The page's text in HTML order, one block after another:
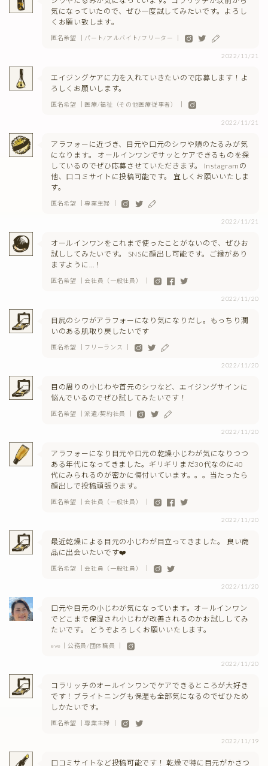
気になっていたので、ぜひ一度試してみたいです。よろし
くお願い致します。
匿名希望 ｜パート/アルバイト/フリーター ｜
2022/11/21
エイジングケアに力を入れていきたいので応募します！よ
ろしくお願いします。
匿名希望 ｜医療/福祉（その他医療従事者） ｜
2022/11/21
アラフォーに近づき、目元や口元のシワや頬のたるみが気
になります。 オールインワンでサッとケアできるものを探
しているのでぜひ応募させていただきます。 Instagramの
他、口コミサイトに投稿可能です。 宜しくお願いいたしま
す。
匿名希望 ｜専業主婦 ｜
2022/11/21
オールインワンをこれまで使ったことがないので、ぜひお
試ししてみたいです。 SNSに顔出し可能です。ご縁があり
ますように…！
匿名希望 ｜会社員（一般社員） ｜
2022/11/20
目尻のシワがアラフォーになり気になりだし。もっちり潤
いのある肌取り戻したいです
匿名希望 ｜フリーランス ｜
2022/11/20
目の周りの小じわや首元のシワなど、エイジングサインに
悩んでいるのでぜひ試してみたいです！
匿名希望 ｜派遣/契約社員 ｜
2022/11/20
アラフォーになり目元や口元の乾燥小じわが気になりつつ
ある年代になってきました。ギリギリまだ30代なのに40
代にみられるのが密かに傷付いています。。。当たったら
顔出しで投稿頑張ります。
匿名希望 ｜会社員（一般社員） ｜
2022/11/20
最近乾燥による目元の小じわが目立ってきました。 良い商
品に出会いたいです❤️
匿名希望 ｜会社員（一般社員） ｜
2022/11/20
口元や目元の小じわが気になっています。オールインワン
でどこまで保湿され小じわが改善されるのかお試ししてみ
たいです。 どうぞよろしくお願いいたします。
eve｜公務員/団体職員 ｜
2022/11/20
コラリッチのオールインワンでケアできるところが大好き
です！ブライトニングも保湿も全部気になるのでぜひため
しかたいです。
匿名希望 ｜専業主婦 ｜
2022/11/19
口コミサイトなど投稿可能です！ 乾燥で特に目元がかさつ